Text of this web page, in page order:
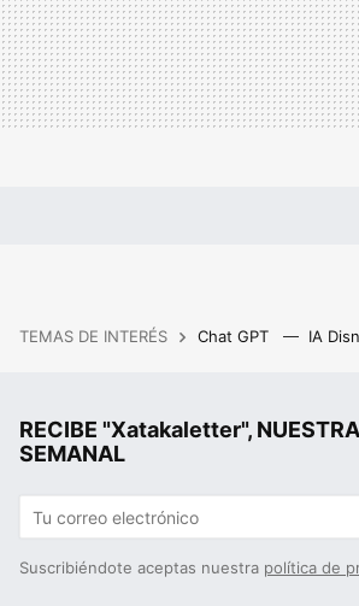
TEMAS DE INTERÉS Chat GPT IA
RECIBE "Xatakaletter",
SEMANAL
Suscribiéndote aceptas nuestra política de